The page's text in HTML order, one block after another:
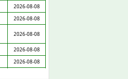
2026-08-08
2026-08-08
2026-08-08
2026-08-08
2026-08-08